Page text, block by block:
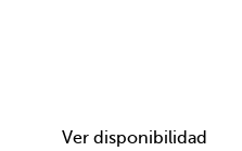
Ver disponibilidad